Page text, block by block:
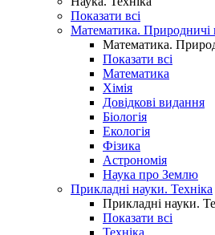
Показати всі
Математика. Природничі
Математика.
Показати всі
Математика
Хімія
Довідкові видання
Біологія
Екологія
Фізика
Астрономія
Наука про Землю
Прикладні науки. Техніка
Прикладні науки.
Показати всі
Техніка